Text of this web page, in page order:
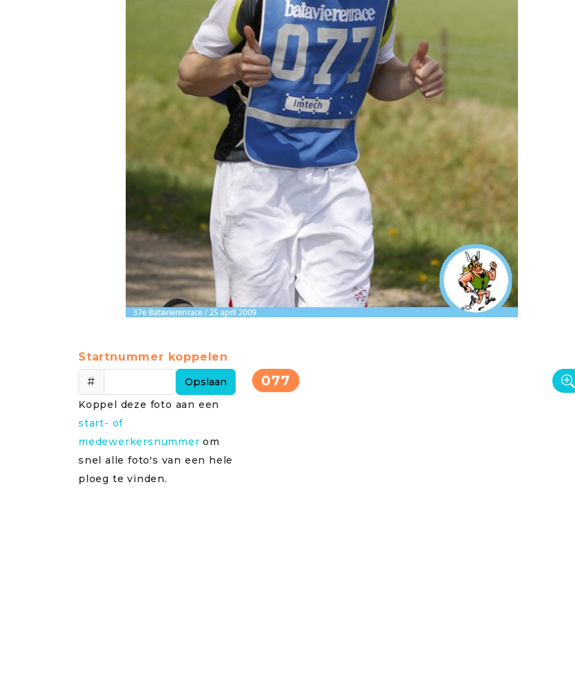
Startnummer koppelen
#
Opslaan
Koppel deze foto aan een
start- of
medewerkersnummer om
snel alle foto's van een hele
ploeg te vinden.
077